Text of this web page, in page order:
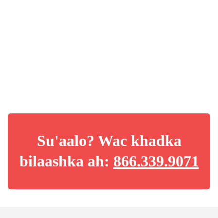
Su'aalo? Wac khadka
bilaashka ah: 866.339.9071